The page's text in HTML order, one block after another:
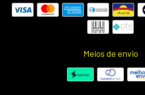
Meios de envio